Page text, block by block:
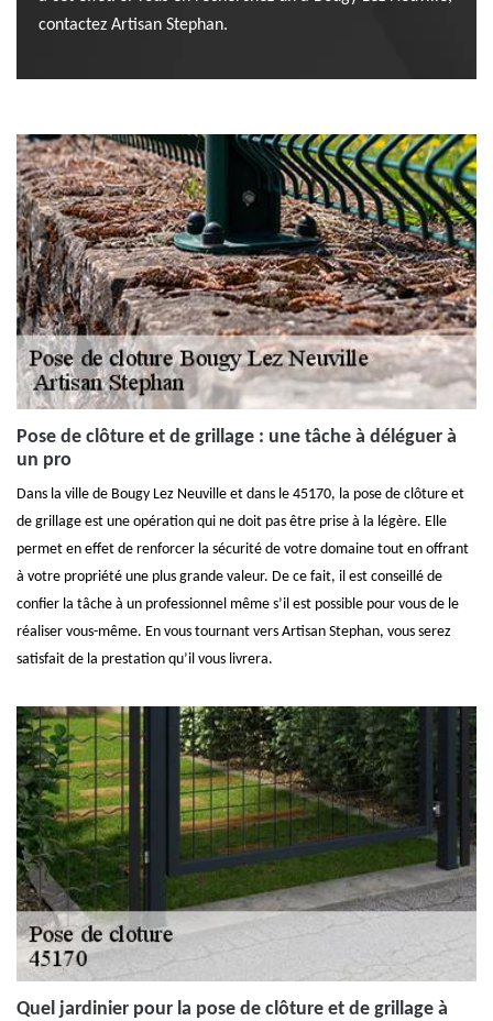
contactez Artisan Stephan.
Pose de clôture et de grillage : une tâche à déléguer à
un pro
Dans la ville de Bougy Lez Neuville et dans le 45170, la pose de clôture et
de grillage est une opération qui ne doit pas être prise à la légère. Elle
permet en effet de renforcer la sécurité de votre domaine tout en offrant
à votre propriété une plus grande valeur. De ce fait, il est conseillé de
confier la tâche à un professionnel même s’il est possible pour vous de le
réaliser vous-même. En vous tournant vers Artisan Stephan, vous serez
satisfait de la prestation qu’il vous livrera.
Quel jardinier pour la pose de clôture et de grillage à